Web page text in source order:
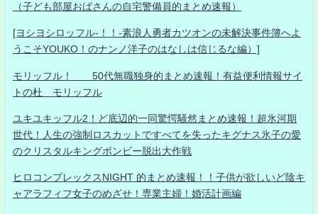
（子ども部屋おばさんの自宅警備員的まとめ速報）
[ヨシヨシロッフル-！！-素浪人勇者カツオンの未解決事件簿へよ
うこそYOUKO！のナンノ洋子のはなしは信じるな編）]
モリッフル！ 50代無職独身的まとめ速報！有益便利情報サイ
トの杜 モリッフル
ユキユキッフル2！ど底辺的一同驚愕騒然まとめ速報！超氷河期
世代！人生の強制ロスカットですべてを失ったキグナス氷子の愛
のクリスタルキングボンビー脱出大作戦
ヒロコンプレックスNIGHT 的まとめ速報！！子供が欲しいど陰キ
ャアラフィフ女子のめざせ！専業主婦！婚活計画編